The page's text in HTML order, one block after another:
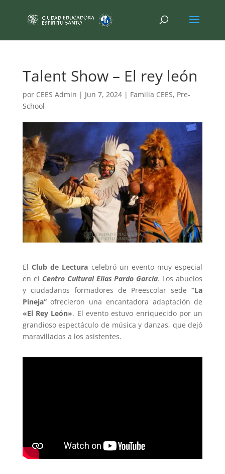
Talent Show – El rey león
por CEES Admin | Jun 7, 2024| Familia CEES, Pre-
School
El Club de Lectura celebró un evento muy especial
en el Centro Cultural Elías Pardo García. Los abuelos
y ciudadanos formadores de Preescolar sede“La
Pineja”ofrecieron una encantadora adaptación de
«El Rey León». El evento estuvo enriquecido por un
grandioso espectáculo de música y danzas, que dejó
maravillados a los asistentes.